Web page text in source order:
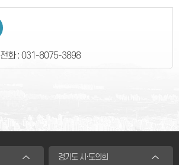
전화 : 031-8075-3898
경기도 시·도의회